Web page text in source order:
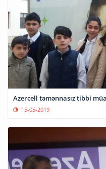
Azercell təmənnasız tibbi
15-05-2019